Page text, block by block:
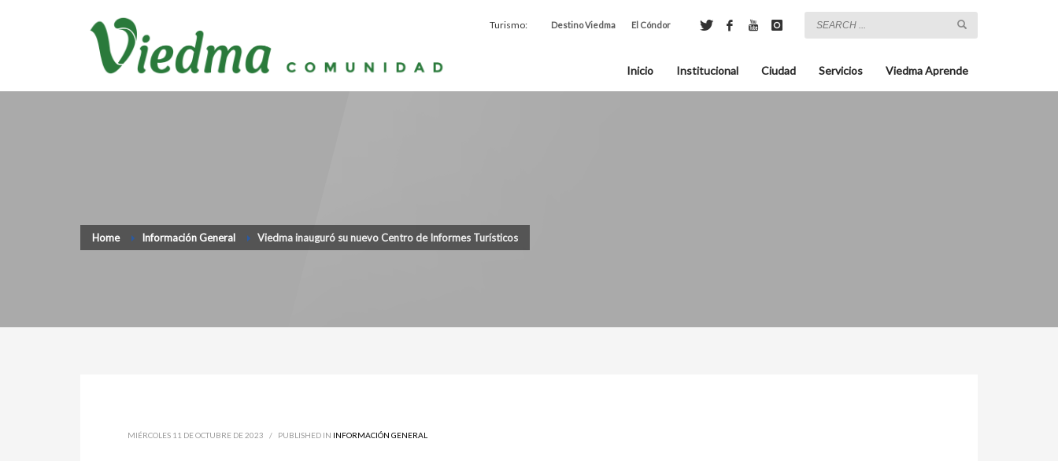
Turismo: Destino Viedma El Cóndor
Inicio Institucional Ciudad Servicios Viedma Aprende
Home Información General Viedma inauguró su nuevo Centro de Informes Turísticos
MIÉRCOLES 11 DE OCTUBRE DE 2023 / PUBLISHED IN INFORMACIÓN GENERAL